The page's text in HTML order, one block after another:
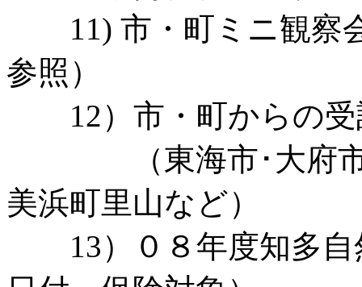
11) 市・町ミニ観察
参照）
12）市・町からの受
（東海市･大府市･
美浜町里山など）
13）０８年度知多自